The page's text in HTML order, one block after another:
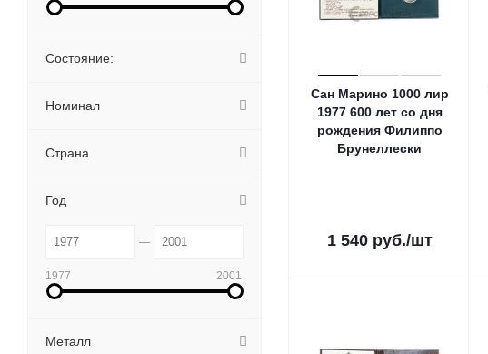
Сан Марино 1000 лир
1977 600 лет со дня
рождения Филиппо
Брунеллески
1 540руб./шт
Состояние:
Номинал
Страна
Год
1977 2001
Металл